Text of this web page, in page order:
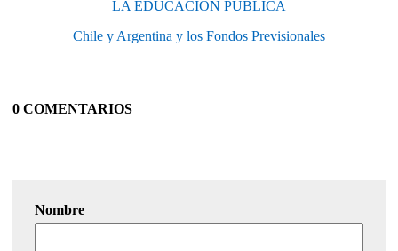
LA EDUCACIÓN PÚBLICA
Chile y Argentina y los Fondos Previsionales
0 COMENTARIOS
Nombre